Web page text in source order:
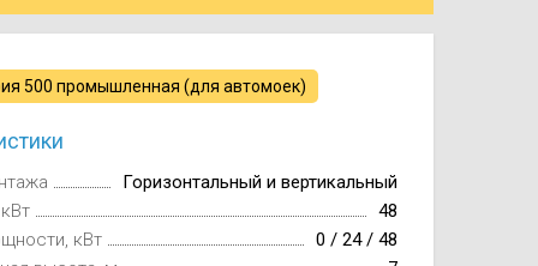
500 промышленная (для автомоек)
Горизонтальный и вертикальный
48
кВт
0 / 24 / 48